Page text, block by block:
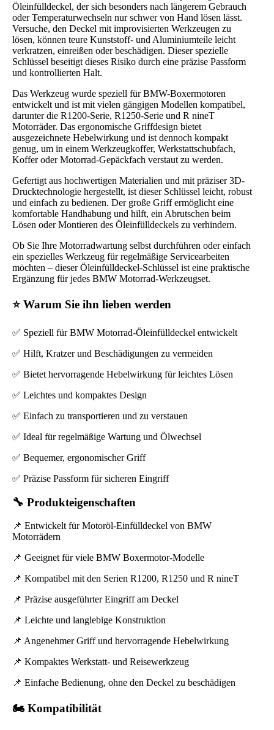
Öleinfülldeckel, der sich besonders nach längerem Gebrauch
oder Temperaturwechseln nur schwer von Hand lösen lässt.
Versuche, den Deckel mit improvisierten Werkzeugen zu
lösen, können teure Kunststoff- und Aluminiumteile leicht
verkratzen, einreißen oder beschädigen. Dieser spezielle
Schlüssel beseitigt dieses Risiko durch eine präzise Passform
und kontrollierten Halt.
Das Werkzeug wurde speziell für BMW-Boxermotoren
entwickelt und ist mit vielen gängigen Modellen kompatibel,
darunter die R1200-Serie, R1250-Serie und R nineT
Motorräder. Das ergonomische Griffdesign bietet
ausgezeichnete Hebelwirkung und ist dennoch kompakt
genug, um in einem Werkzeugkoffer, Werkstattschubfach,
Koffer oder Motorrad-Gepäckfach verstaut zu werden.
Gefertigt aus hochwertigen Materialien und mit präziser 3D-
Drucktechnologie hergestellt, ist dieser Schlüssel leicht, robust
und einfach zu bedienen. Der große Griff ermöglicht eine
komfortable Handhabung und hilft, ein Abrutschen beim
Lösen oder Montieren des Öleinfülldeckels zu verhindern.
Ob Sie Ihre Motorradwartung selbst durchführen oder einfach
ein spezielles Werkzeug für regelmäßige Servicearbeiten
möchten – dieser Öleinfülldeckel-Schlüssel ist eine praktische
Ergänzung für jedes BMW Motorrad-Werkzeugset.
⭐ Warum Sie ihn lieben werden
✅ Speziell für BMW Motorrad-Öleinfülldeckel entwickelt
✅ Hilft, Kratzer und Beschädigungen zu vermeiden
✅ Bietet hervorragende Hebelwirkung für leichtes Lösen
✅ Leichtes und kompaktes Design
✅ Einfach zu transportieren und zu verstauen
✅ Ideal für regelmäßige Wartung und Ölwechsel
✅ Bequemer, ergonomischer Griff
✅ Präzise Passform für sicheren Eingriff
🔧 Produkteigenschaften
📌 Entwickelt für Motoröl-Einfülldeckel von BMW
Motorrädern
📌 Geeignet für viele BMW Boxermotor-Modelle
📌 Kompatibel mit den Serien R1200, R1250 und R nineT
📌 Präzise ausgeführter Eingriff am Deckel
📌 Leichte und langlebige Konstruktion
📌 Angenehmer Griff und hervorragende Hebelwirkung
📌 Kompaktes Werkstatt- und Reise­werkzeug
📌 Einfache Bedienung, ohne den Deckel zu beschädigen
🏍️ Kompatibilität